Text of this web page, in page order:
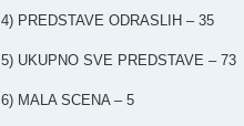
4) PREDSTAVE ODRASLIH – 35
5) UKUPNO SVE PREDSTAVE – 73
6) MALA SCENA – 5